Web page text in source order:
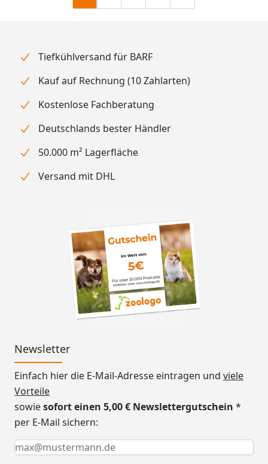
Tiefkühlversand für BARF
Kauf auf Rechnung (10 Zahlarten)
Kostenlose Fachberatung
Deutschlands bester Händler
50.000 m² Lagerfläche
Versand mit DHL
Newsletter
Einfach hier die E-Mail-Adresse eintragen und viele
Vorteile
sowiesofort einen 5,00 € Newslettergutschein *
per E-Mail sichern:
Keine Eingabe erforderlich
Eingabe erforderlich
E-Mail *